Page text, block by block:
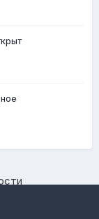
Камчатку –